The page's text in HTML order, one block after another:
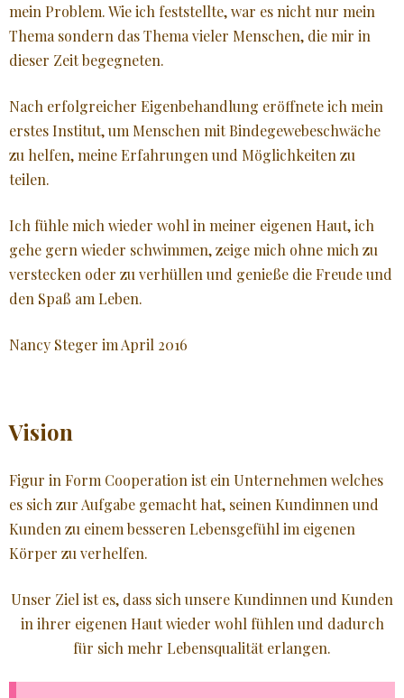
mein Problem. Wie ich feststellte, war es nicht nur mein
Thema sondern das Thema vieler Menschen, die mir in
dieser Zeit begegneten.
Nach erfolgreicher Eigenbehandlung eröffnete ich mein
erstes Institut, um Menschen mit Bindegewebeschwäche
zu helfen, meine Erfahrungen und Möglichkeiten zu
teilen.
Ich fühle mich wieder wohl in meiner eigenen Haut, ich
gehe gern wieder schwimmen, zeige mich ohne mich zu
verstecken oder zu verhüllen und genieße die Freude und
den Spaß am Leben.
Nancy Steger im April 2016
Vision
Figur in Form Cooperation ist ein Unternehmen welches
es sich zur Aufgabe gemacht hat, seinen Kundinnen und
Kunden zu einem besseren Lebensgefühl im eigenen
Körper zu verhelfen.
Unser Ziel ist es, dass sich unsere Kundinnen und Kunden
in ihrer eigenen Haut wieder wohl fühlen und dadurch
für sich mehr Lebensqualität erlangen.